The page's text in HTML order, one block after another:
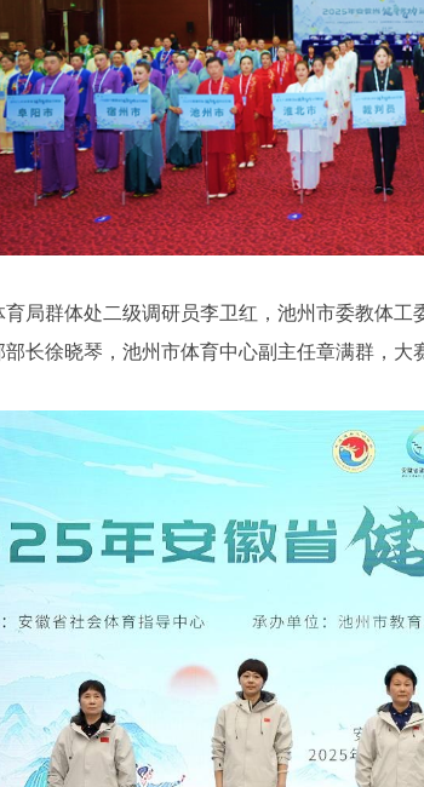
育局群体处二级调研员李卫红，池州市委教体
长徐晓琴，池州市体育中心副主任章满群，大